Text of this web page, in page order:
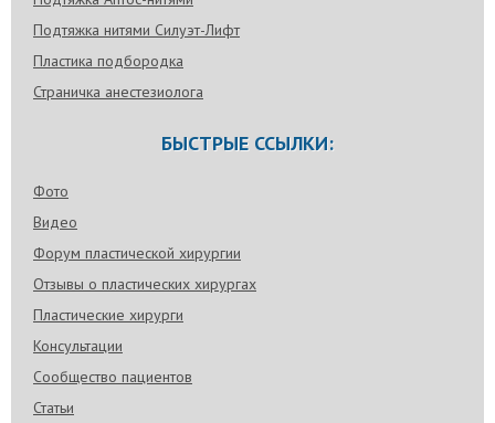
Подтяжка нитями Силуэт-Лифт
Пластика подбородка
Страничка анестезиолога
БЫСТРЫЕ ССЫЛКИ:
Фото
Видео
Форум пластической хирургии
Отзывы о пластических хирургах
Пластические хирурги
Консультации
Сообщество пациентов
Статьи